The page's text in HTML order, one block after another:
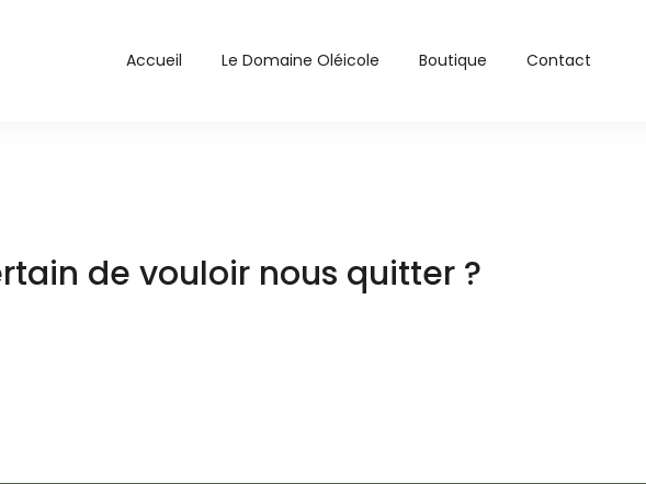
Accueil Le Domaine Oléicole Boutique Contact
de vouloir nous quitter ?